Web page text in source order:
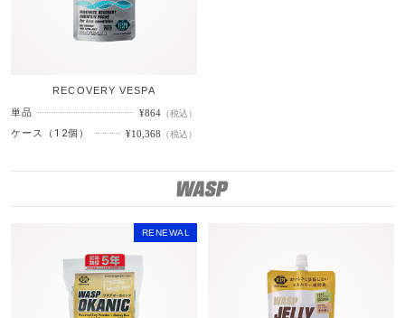
RECOVERY VESPA
単品 ¥864 （税込）
ケース（12個） ¥10,368 （税込）
RENEWAL